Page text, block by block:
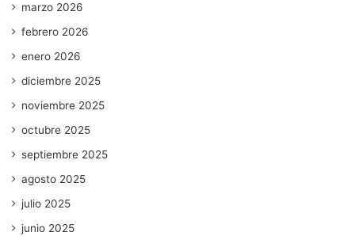
marzo 2026
febrero 2026
enero 2026
diciembre 2025
noviembre 2025
octubre 2025
septiembre 2025
agosto 2025
julio 2025
junio 2025